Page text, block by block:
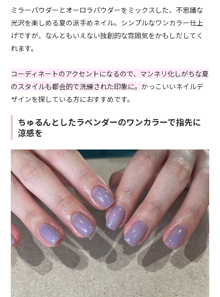
ミラーパウダーとオーロラパウダーをミックスした、不思議な
光沢を楽しめる夏の派手めネイル。シンプルなワンカラー仕上
げですが、なんともいえない独創的な雰囲気をかもしだしてく
れます。
コーディネートのアクセントになるので、マンネリ化しがちな夏
のスタイルも都会的で洗練された印象に。かっこいいネイルデ
ザインを探している方におすすめです。
ちゅるんとしたラベンダーのワンカラーで指先に
涼感を